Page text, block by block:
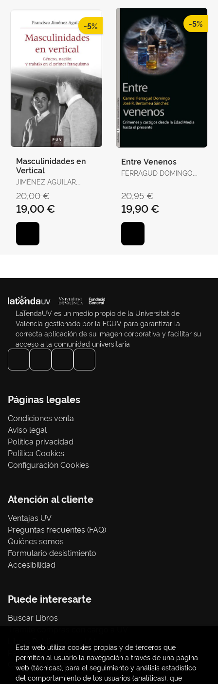
-5%
Masculinidades en
Vertical
JIMÉNEZ AGUILAR,
20,00 €
19,00 €
-5%
Entre Venenos
FERRAGUD DOMINGO,
20,95 €
19,90 €
LaTendaUV es un medio propio de la Universitat de
València gestionado por la FGUV para garantizar la
correcta aplicación de su imagen corporativa y facilitar su
acceso a la comunidad universitaria
Páginas legales
Condiciones venta
Aviso legal
Política privacidad
Política Cookies
Configuración Cookies
Atención al cliente
Ventajas UV
Preguntas frecuentes (FAQ)
Quiénes somos
Formulario desistimiento
Accesibilidad
Puede interesarte
Buscar Libros
Papelería / material oficina
Consumo Sostenible
Esta web utiliza cookies propias y de terceros que
permiten al usuario la navegación a través de una página
web (técnicas), para el seguimiento y análisis estadístico
del comportamiento de los usuarios (analíticas), que